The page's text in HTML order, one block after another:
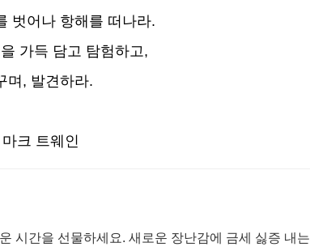
벗어나 항해를 떠나라.
가득 담고 탐험하고,
며, 발견하라.
크 트웨인
시간을 선물하세요. 새로운 장난감에 금세 싫증 내는